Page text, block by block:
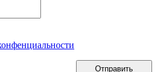
Отправить